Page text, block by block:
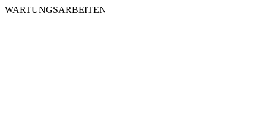
WARTUNGSARBEITEN